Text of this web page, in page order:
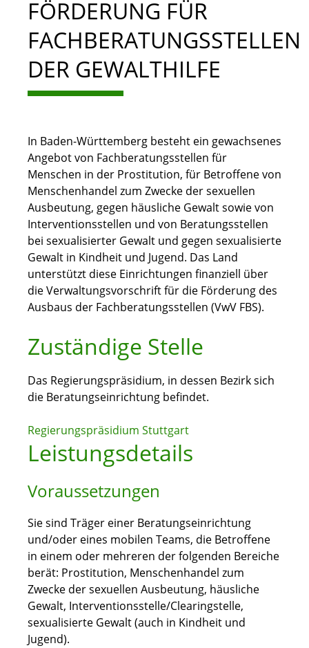
FÖRDERUNG FÜR
FACHBERATUNGSSTELLEN
DER GEWALTHILFE
In Baden-Württemberg besteht ein gewachsenes
Angebot von Fachberatungsstellen für
Menschen in der Prostitution, für Betroffene von
Menschenhandel zum Zwecke der sexuellen
Ausbeutung, gegen häusliche Gewalt sowie von
Interventionsstellen und von Beratungsstellen
bei sexualisierter Gewalt und gegen sexualisierte
Gewalt in Kindheit und Jugend. Das Land
unterstützt diese Einrichtungen finanziell über
die Verwaltungsvorschrift für die Förderung des
Ausbaus der Fachberatungsstellen (VwV FBS).
Zuständige Stelle
Das Regierungspräsidium, in dessen Bezirk sich
die Beratungseinrichtung befindet.
Regierungspräsidium Stuttgart
Leistungsdetails
Voraussetzungen
Sie sind Träger einer Beratungseinrichtung
und/oder eines mobilen Teams, die Betroffene
in einem oder mehreren der folgenden Bereiche
berät: Prostitution, Menschenhandel zum
Zwecke der sexuellen Ausbeutung, häusliche
Gewalt, Interventionsstelle/Clearingstelle,
sexualisierte Gewalt (auch in Kindheit und
Jugend).